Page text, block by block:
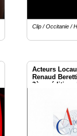
Clip / Occitanie /
Acteurs
Renaud
3ème édition